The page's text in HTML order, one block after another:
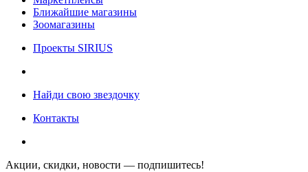
Ближайшие магазины
Зоомагазины
Проекты SIRIUS
Найди свою звездочку
Контакты
Акции, скидки, новости — подпишитесь!